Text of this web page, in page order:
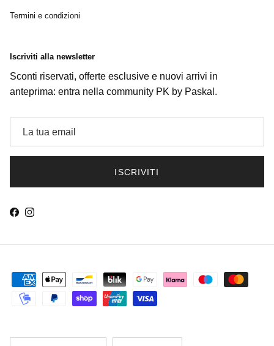
Termini e condizioni
Iscriviti alla newsletter
Sconti riservati, offerte esclusive e nuovi arrivi in
anteprima: entra nella community PK by Paskal.
ISCRIVITI
Facebook
Instagram
Sconti riservati, offerte esclusive e nuovi arrivi in anteprima. Non
valido sugli articoli già scontati e su quelli contrassegnati con ★